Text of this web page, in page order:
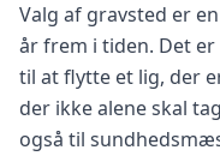
Valg af gravsted er
år frem i tiden. Det
til at flytte et lig, der
der ikke alene skal
også til